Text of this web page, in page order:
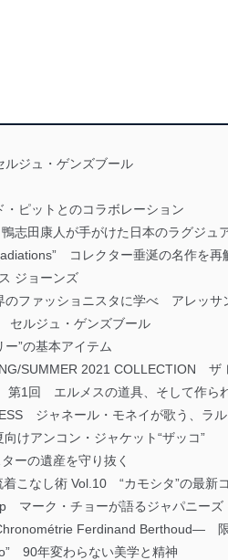
ジュ・ゲンズブール
ピットとのコラボレーション
志田康人が手がけた日本のラグジュ
コレクター垂涎の名作を再
ジョーンズ
ファッショニスタに学べ アレッサ
ルジュ・ゲンズブール
”の基本アイテム
SUMMER 2021 COLLECTION
1回 エルメスの道具、そして作ら
ジャネール・モネイが歌う、ラ
けアンコン・ジャケット“ザッコ”
ーの遺産を守り抜く
こなし術 Vol.10 “カモシタ”の最新
マーク・チョーが語るジャパニー
Ferdinand Berthoud—
90年変わらない美学と精神